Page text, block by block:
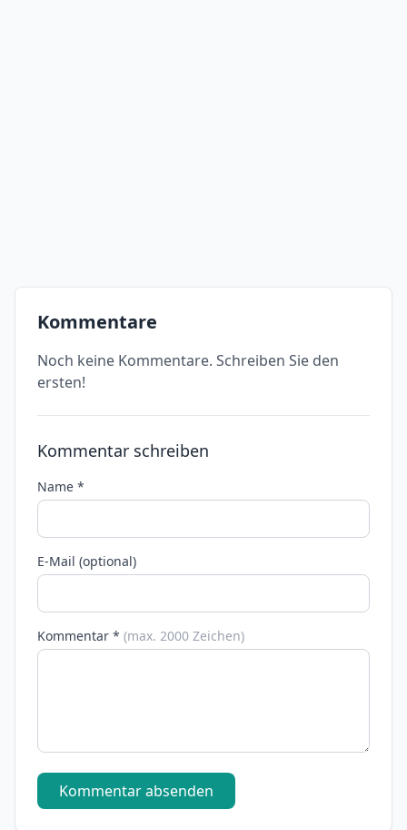
Kommentare
Noch keine Kommentare. Schreiben Sie den
ersten!
Kommentar schreiben
Name *
E-Mail (optional)
Kommentar * (max. 2000 Zeichen)
Kommentar absenden